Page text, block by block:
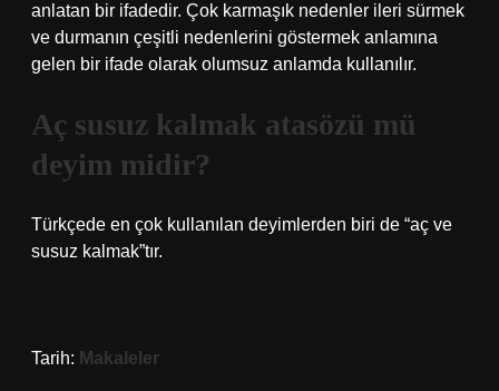
anlatan bir ifadedir. Çok karmaşık nedenler ileri sürmek
ve durmanın çeşitli nedenlerini göstermek anlamına
gelen bir ifade olarak olumsuz anlamda kullanılır.
Aç susuz kalmak atasözü mü
deyim midir?
Türkçede en çok kullanılan deyimlerden biri de “aç ve
susuz kalmak”tır.
Tarih: Makaleler